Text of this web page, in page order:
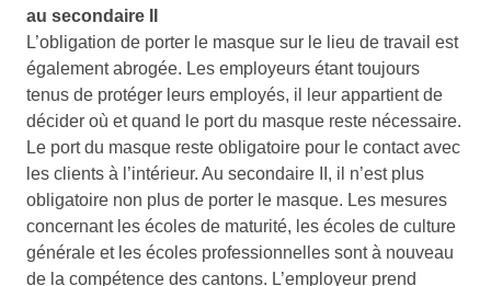
au secondaire II
L’obligation de porter le masque sur le lieu de travail est
également abrogée. Les employeurs étant toujours
tenus de protéger leurs employés, il leur appartient de
décider où et quand le port du masque reste nécessaire.
Le port du masque reste obligatoire pour le contact avec
les clients à l’intérieur. Au secondaire II, il n’est plus
obligatoire non plus de porter le masque. Les mesures
concernant les écoles de maturité, les écoles de culture
générale et les écoles professionnelles sont à nouveau
de la compétence des cantons. L’employeur prend